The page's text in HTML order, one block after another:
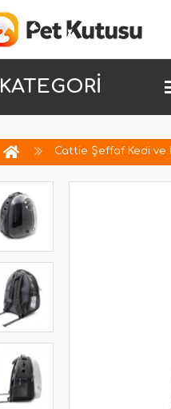
KATEGORİ
Cattie Şeffaf Kedi ve